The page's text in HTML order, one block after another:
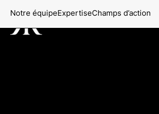
Notre équipeExpertiseChamps d’action